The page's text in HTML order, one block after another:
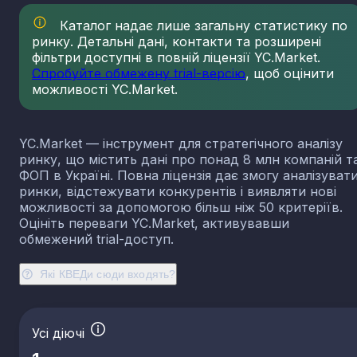
Які КВЕДи сюди входять?
Каталог надає лише загальну статистику по
ринку. Детальні дані, контакти та розширені
фільтри доступні в повній ліцензії YC.Market.
Спробуйте обмежену trial-версію, щоб оцінити
можливості YC.Market.
YC.Market — інструмент для стратегічного аналізу
ринку, що містить дані про понад 8 млн компаній
ФОП в Україні. Повна ліцензія дає змогу
ринки, відстежувати конкурентів і виявляти нові
можливості за допомогою більш ніж 50 критеріїв.
Оцініть переваги YC.Market, активувавши
обмежений trial-доступ.
Усі діючі
23.14 Виробництво скловолокна
23.19 Виробництво й оброблення інших скляних
у тому числі технічних
23.20 Виробництво вогнетривких виробів
23.31 Виробництво керамічних плиток і плит
виробів із випаленої глини
23.41
Виробництво господарських і декоративних
керамічних виробів
23.42 Виробництво керамічних санітарно-технічних
виробів
23.43 Виробництво керамічних електроізоляторів та
23.44 Виробництво інших керамічних виробів
призначення
23.51 Виробництво цементу